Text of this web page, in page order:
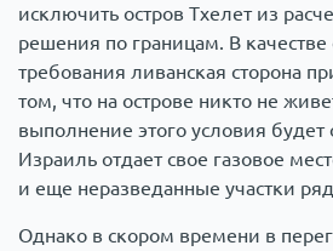
исключить остров Тхелет из
решения по границам. В качестве
требования ливанская сторона
том, что на острове никто не
выполнение этого условия будет
Израиль отдает свое газовое
и еще неразведанные участки
Однако в скором времени в